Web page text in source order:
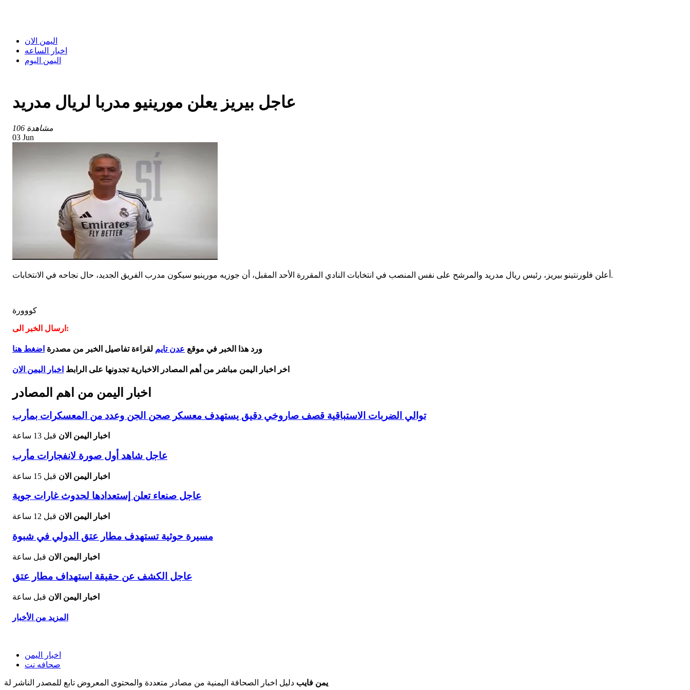
اليمن الان
اخبار الساعه
اليمن اليوم
عاجل بيريز يعلن مورينيو مدربا لريال مدريد
106 مشاهدة
03 Jun
أعلن فلورنتينو بيريز، رئيس ريال مدريد والمرشح على نفس المنصب في انتخابات النادي المقررة الأحد المقبل، أن جوزيه مورينيو سيكون مدرب الفريق الجديد، حال نجاحه في الانتخابات.
كووورة
ارسال الخبر الى:
ورد هذا الخبر في موقع عدن تايم لقراءة تفاصيل الخبر من مصدرة اضغط هنا
اخر اخبار اليمن مباشر من أهم المصادر الاخبارية تجدونها على الرابط اخبار اليمن الان
اخبار اليمن من اهم المصادر
توالي الضربات الاستباقية قصف صاروخي دقيق يستهدف معسكر صحن الجن وعدد من المعسكرات بمأرب
اخبار اليمن الان قبل 13 ساعة
عاجل شاهد أول صورة لانفجارات مأرب
اخبار اليمن الان قبل 15 ساعة
عاجل صنعاء تعلن إستعدادها لحدوث غارات جوية
اخبار اليمن الان قبل 12 ساعة
مسيرة حوثية تستهدف مطار عتق الدولي في شبوة
اخبار اليمن الان قبل ساعة
عاجل الكشف عن حقيقة استهداف مطار عتق
اخبار اليمن الان قبل ساعة
المزيد من الأخبار
اخبار اليمن
صحافه نت
يمن فايب دليل اخبار الصحافة اليمنية من مصادر متعددة والمحتوى المعروض تابع للمصدر الناشر لة